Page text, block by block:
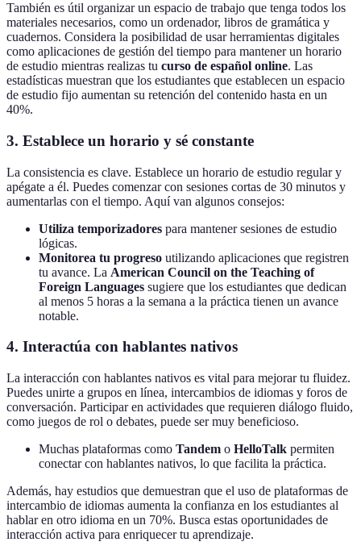
También es útil organizar un espacio de trabajo que tenga todos los
materiales necesarios, como un ordenador, libros de gramática y
cuadernos. Considera la posibilidad de usar herramientas digitales
como aplicaciones de gestión del tiempo para mantener un horario
de estudio mientras realizas tu curso de español online. Las
estadísticas muestran que los estudiantes que establecen un espacio
de estudio fijo aumentan su retención del contenido hasta en un
40%.
3. Establece un horario y sé constante
La consistencia es clave. Establece un horario de estudio regular y
apégate a él. Puedes comenzar con sesiones cortas de 30 minutos y
aumentarlas con el tiempo. Aquí van algunos consejos:
Utiliza temporizadores para mantener sesiones de estudio
lógicas.
Monitorea tu progreso utilizando aplicaciones que registren
tu avance. La American Council on the Teaching of
Foreign Languages sugiere que los estudiantes que dedican
al menos 5 horas a la semana a la práctica tienen un avance
notable.
4. Interactúa con hablantes nativos
La interacción con hablantes nativos es vital para mejorar tu fluidez.
Puedes unirte a grupos en línea, intercambios de idiomas y foros de
conversación. Participar en actividades que requieren diálogo fluido,
como juegos de rol o debates, puede ser muy beneficioso.
Muchas plataformas como Tandem o HelloTalk permiten
conectar con hablantes nativos, lo que facilita la práctica.
Además, hay estudios que demuestran que el uso de plataformas de
intercambio de idiomas aumenta la confianza en los estudiantes al
hablar en otro idioma en un 70%. Busca estas oportunidades de
interacción activa para enriquecer tu aprendizaje.